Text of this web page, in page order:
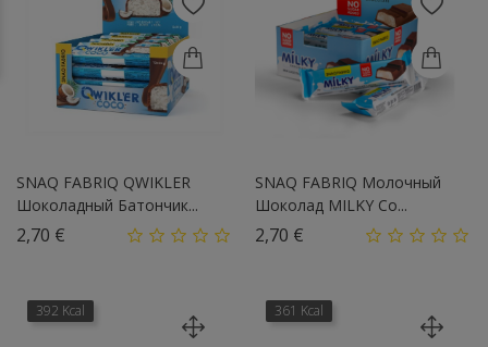
SNAQ FABRIQ QWIKLER
Шоколадный Батончик...
2,70 €
SNAQ FABRIQ Молочный
Шоколад MILKY Со...
2,70 €
392 Kcal 361 Kcal